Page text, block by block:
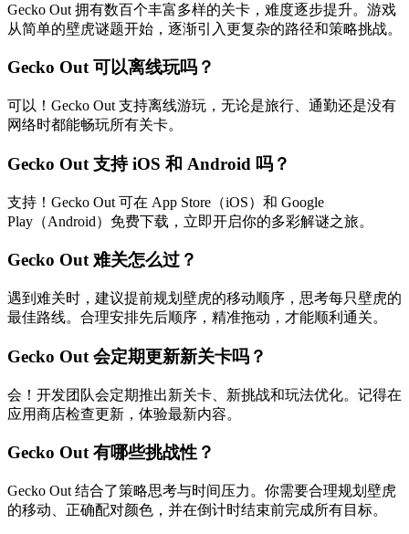
Gecko Out 拥有数百个丰富多样的关卡，难度逐步提升。游戏
从简单的壁虎谜题开始，逐渐引入更复杂的路径和策略挑战。
Gecko Out 可以离线玩吗？
可以！Gecko Out 支持离线游玩，无论是旅行、通勤还是没有
网络时都能畅玩所有关卡。
Gecko Out 支持 iOS 和 Android 吗？
支持！Gecko Out 可在 App Store（iOS）和 Google
Play（Android）免费下载，立即开启你的多彩解谜之旅。
Gecko Out 难关怎么过？
遇到难关时，建议提前规划壁虎的移动顺序，思考每只壁虎的
最佳路线。合理安排先后顺序，精准拖动，才能顺利通关。
Gecko Out 会定期更新新关卡吗？
会！开发团队会定期推出新关卡、新挑战和玩法优化。记得在
应用商店检查更新，体验最新内容。
Gecko Out 有哪些挑战性？
Gecko Out 结合了策略思考与时间压力。你需要合理规划壁虎
的移动、正确配对颜色，并在倒计时结束前完成所有目标。